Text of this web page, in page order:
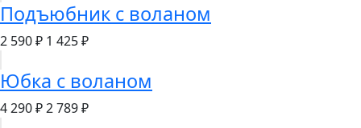
Подъюбник с воланом
2 590 ₽ 1 425 ₽
Юбка с воланом
4 290 ₽2 789 ₽